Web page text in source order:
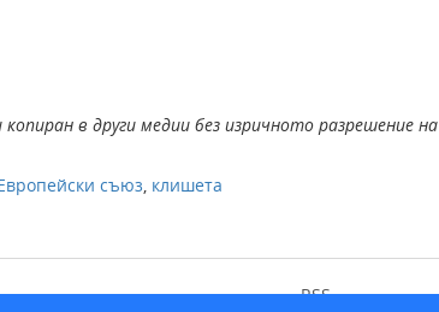
в други медии без изричното разрешение на
съюз, клишета
RSS